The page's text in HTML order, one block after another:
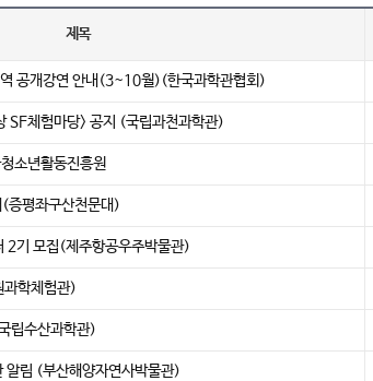
제목
공개강연 안내(3~10월)(한국과학관협회)
SF체험마당> 공지 (국립과천과학관)
소년활동진흥원
증평좌구산천문대)
2기 모집(제주항공우주박물관)
학체험관)
립수산과학관)
알림 (부산해양자연사박물관)